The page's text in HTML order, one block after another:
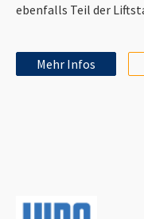
ebenfalls Teil der
Mehr Infos